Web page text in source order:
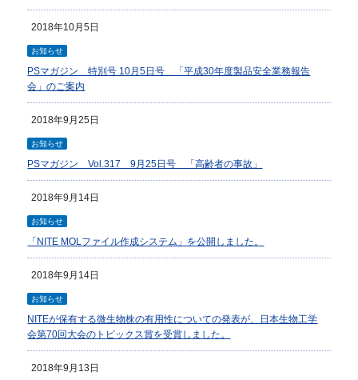
2018年10月5日
お知らせ
PSマガジン 特別号 10月5日号 「平成30年度製品安全業務報告
会」のご案内
2018年9月25日
お知らせ
PSマガジン Vol.317 9月25日号 「高齢者の事故」
2018年9月14日
お知らせ
「NITE MOLファイル作成システム」を公開しました。
2018年9月14日
お知らせ
NITEが保有する微生物株の有用性についての発表が、日本生物工学
会第70回大会のトピックス賞を受賞しました。
2018年9月13日